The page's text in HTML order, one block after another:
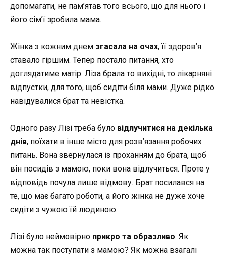
допомагати, не пам’ятав того всього, що для нього і
його сім’ї зробила мама.
Жінка з кожним днем згасала на очах, її здоров’я
ставало гіршим. Тепер постало питання, хто
доглядатиме матір. Ліза брала то вихідні, то лікарняні
відпустки, для того, щоб сидіти біля мами. Дуже рідко
навідувалися брат та невістка.
Одного разу Лізі треба було відлучитися на декілька
днів, поїхати в інше місто для розв’язання робочих
питань. Вона звернулася із проханням до брата, щоб
він посидів з мамою, поки вона відлучиться. Проте у
відповідь почула лише відмову. Брат посилався на
те, що має багато роботи, а його жінка не дуже хоче
сидіти з чужою їй людиною.
Лізі було неймовірно прикро та образливо. Як
можна так поступати з мамою? Як можна взагалі